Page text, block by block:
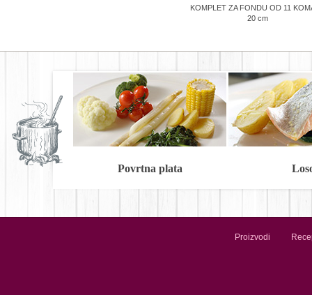
KOMPLET ZA FONDU OD 11
20 cm
Povrtna plata
Proizvodi